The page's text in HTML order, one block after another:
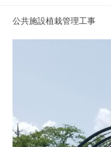
公共施設植栽管理工事